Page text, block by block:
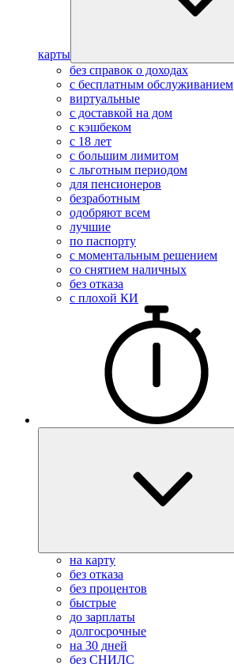
карты
без справок о доходах
с бесплатным обслуживанием
виртуальные
с доставкой на дом
с кэшбеком
с 18 лет
с большим лимитом
с льготным периодом
для пенсионеров
безработным
одобряют всем
лучшие
по паспорту
с моментальным решением
со снятием наличных
без отказа
с плохой КИ
на карту
без отказа
без процентов
быстрые
до зарплаты
долгосрочные
на 30 дней
без СНИЛС